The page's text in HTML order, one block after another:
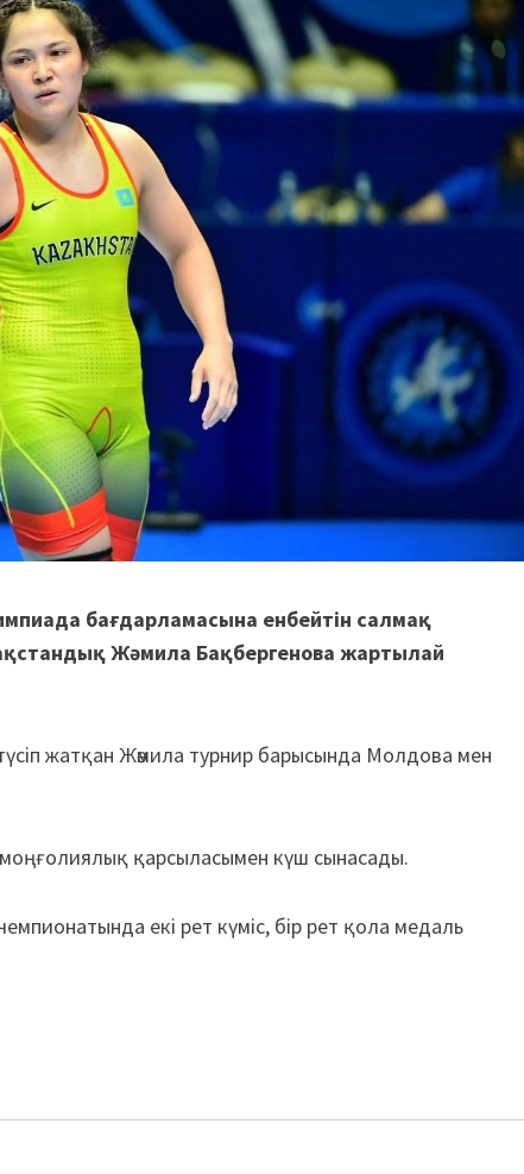
бағдарламасына енбейтін салмақ
Жәмила Бақбергенова жартылай
жатқан Жәмила турнир барысында Молдова мен
қарсыласымен күш сынасады.
екі рет күміс, бір рет қола медаль